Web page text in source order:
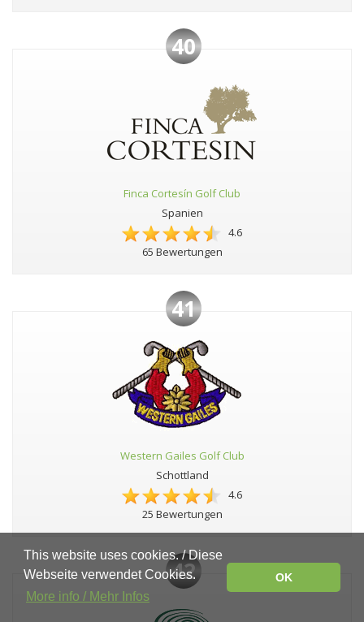
40
Finca Cortesín Golf Club
Spanien
4.6
65 Bewertungen
41
Western Gailes Golf Club
Schottland
4.6
25 Bewertungen
42
This website uses cookies. / Diese
Webseite verwendet Cookies.
More info / Mehr Infos
OK